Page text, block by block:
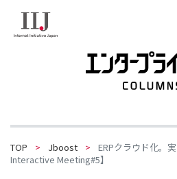
TOP Jboost
ERPクラウド化。
Interactive Meeting#5】